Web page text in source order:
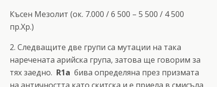
Късен Мезолит (ок. 7.000 / 6 500 – 5 500 / 4 500
пр.Хр.)
2. Следващите две групи са мутации на така
наречената арийска група, затова ще говорим за
тях заедно. R1a бива определяна през призмата